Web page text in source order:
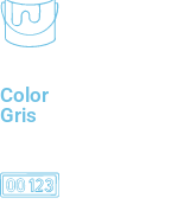
Color
Gris